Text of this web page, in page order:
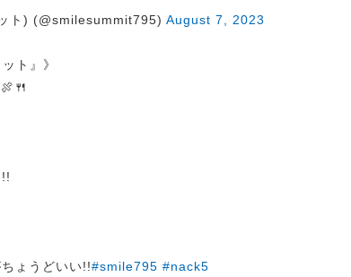
ト) (@smilesummit795) August 7, 2023
ト』》
ょうどいい!!#smile795 #nack5